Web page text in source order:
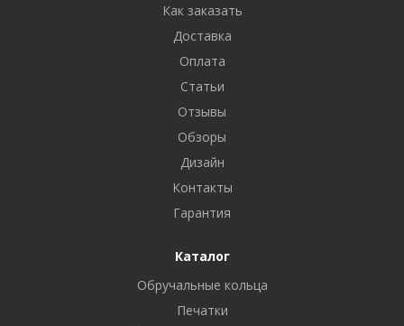
Как заказать
Доставка
Оплата
Статьи
Отзывы
Обзоры
Дизайн
Контакты
Гарантия
Каталог
Обручальные кольца
Печатки